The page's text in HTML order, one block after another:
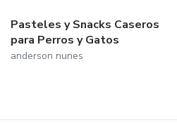
Pasteles y Snacks Caseros
para Perros y Gatos
anderson nunes